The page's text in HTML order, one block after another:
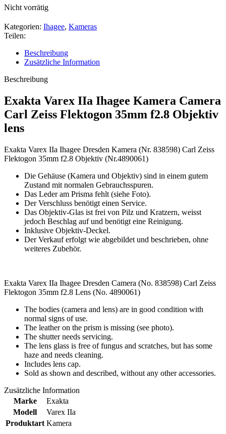
Nicht vorrätig
Kategorien: Ihagee, Kameras
Teilen:
Beschreibung
Zusätzliche Information
Beschreibung
Exakta Varex IIa Ihagee Kamera Camera
Carl Zeiss Flektogon 35mm f2.8 Objektiv
lens
Exakta Varex IIa Ihagee Dresden Kamera (Nr. 838598) Carl Zeiss
Flektogon 35mm f2.8 Objektiv (Nr.4890061)
Die Gehäuse (Kamera und Objektiv) sind in einem gutem
Zustand mit normalen Gebrauchsspuren.
Das Leder am Prisma fehlt (siehe Foto).
Der Verschluss benötigt einen Service.
Das Objektiv-Glas ist frei von Pilz und Kratzern, weisst
jedoch Beschlag auf und benötigt eine Reinigung.
Inklusive Objektiv-Deckel.
Der Verkauf erfolgt wie abgebildet und beschrieben, ohne
weiteres Zubehör.
Exakta Varex IIa Ihagee Dresden Camera (No. 838598) Carl Zeiss
Flektogon 35mm f2.8 Lens (No. 4890061)
The bodies (camera and lens) are in good condition with
normal signs of use.
The leather on the prism is missing (see photo).
The shutter needs servicing.
The lens glass is free of fungus and scratches, but has some
haze and needs cleaning.
Includes lens cap.
Sold as shown and described, without any other accessories.
Zusätzliche Information
Marke
Exakta
Modell
Varex IIa
Produktart Kamera